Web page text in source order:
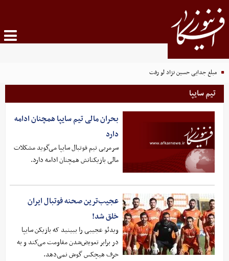
مبلغ جدایی حسین نژاد لو رفت
تیم سایپا
بحران مالی تیم سایپا همچنان ادامه
دارد
سرمربی تیم فوتبال سایپا می‌گوید مشکلات
مالی بازیکنانش همچنان ادامه دارد.
عجیب‌ترین صحنه فوتبال ایران
خلق شد!
ویدئو عجیبی را ببینید که بازیکن سایپا
در برابر تعویض‌شدن مقاومت می‌کند و به
حرف هیچکس گوش نمی‌دهد.